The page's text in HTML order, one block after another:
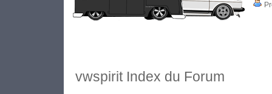
vwspirit Index du Forum